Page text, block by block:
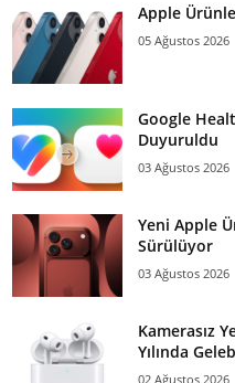
Apple
05 Ağustos 2026
Google
Duyuruldu
03 Ağustos 2026
Yeni Apple
Sürülüyor
03 Ağustos 2026
Kamerasız
Yılında
02 Ağustos 2026